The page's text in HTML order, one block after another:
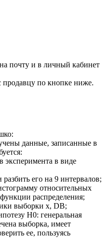
почту и в личный кабинет
продавцу по кнопке ниже.
данные, записанные в
эксперимента в виде
его на 9 интервалов;
относительных
распределения;
выборки x, DB;
H0: генеральная
выборка, имеет
ее, пользуясь